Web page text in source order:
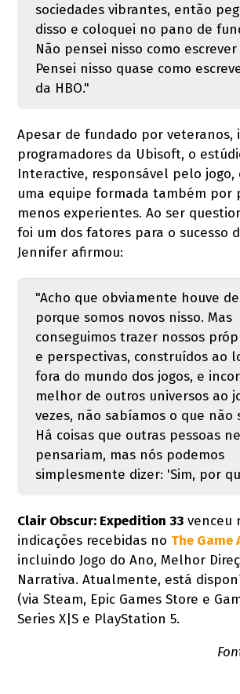
sociedades vibrantes, então
disso e coloquei no pano de
Não pensei nisso como escrever
Pensei nisso quase como
da HBO."
Apesar de fundado por veteranos,
programadores da Ubisoft, o
Interactive, responsável pelo jogo,
uma equipe formada também por
menos experientes. Ao ser
foi um dos fatores para o sucesso
Jennifer afirmou:
"Acho que obviamente houve
porque somos novos nisso. Mas
conseguimos trazer nossos
e perspectivas, construídos ao
fora do mundo dos jogos, e
melhor de outros universos ao
vezes, não sabíamos o que não
Há coisas que outras pessoas
pensariam, mas nós podemos
simplesmente dizer: 'Sim, por
Clair Obscur: Expedition 33 venceu
indicações recebidas no The Game
incluindo Jogo do Ano, Melhor
Narrativa. Atualmente, está
(via Steam, Epic Games Store e
Series X|S e PlayStation 5.